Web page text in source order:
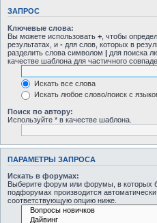
ЗАПРОС
Ключевые слова:
Вы можете использовать + , чтобы
результатах, и - для слов, которых в
разделить слова символом | для поиска
качестве шаблона для частичного
Искать все слова
Искать любое слово/поиск с
Поиск по автору:
Используйте * в качестве шаблона.
ПАРАМЕТРЫ ЗАПРОСА
Искать в форумах:
Выберите форум или форумы, в которых
подфорумах производится
соответствующую опцию ниже.